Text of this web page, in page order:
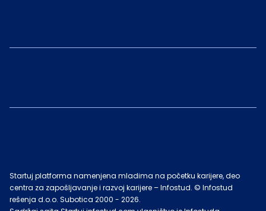
Startuj platforma namenjena mladima na početku karijere, deo
centra za zapošljavanje i razvoj karijere – Infostud. © Infostud
rešenja d.o.o. Subotica 2000 - 2026.